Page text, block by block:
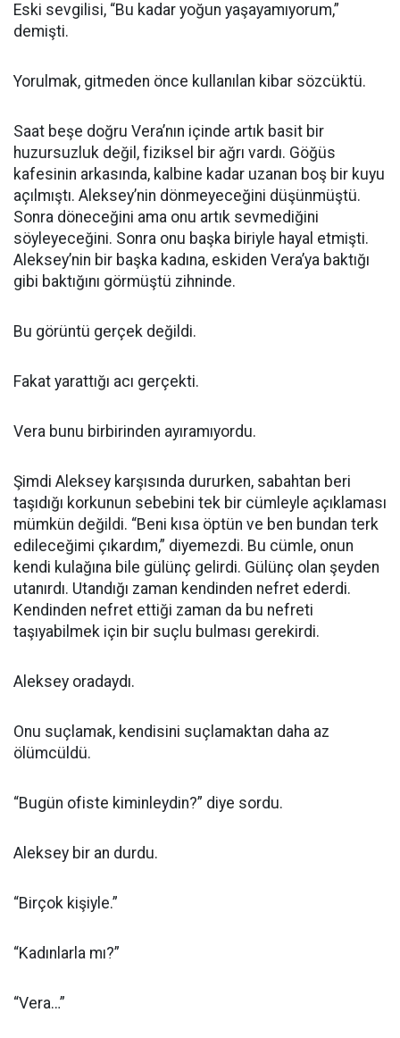
Eski sevgilisi, “Bu kadar yoğun yaşayamıyorum,”
demişti.
Yorulmak, gitmeden önce kullanılan kibar sözcüktü.
Saat beşe doğru Vera’nın içinde artık basit bir
huzursuzluk değil, fiziksel bir ağrı vardı. Göğüs
kafesinin arkasında, kalbine kadar uzanan boş bir kuyu
açılmıştı. Aleksey’nin dönmeyeceğini düşünmüştü.
Sonra döneceğini ama onu artık sevmediğini
söyleyeceğini. Sonra onu başka biriyle hayal etmişti.
Aleksey’nin bir başka kadına, eskiden Vera’ya baktığı
gibi baktığını görmüştü zihninde.
Bu görüntü gerçek değildi.
Fakat yarattığı acı gerçekti.
Vera bunu birbirinden ayıramıyordu.
Şimdi Aleksey karşısında dururken, sabahtan beri
taşıdığı korkunun sebebini tek bir cümleyle açıklaması
mümkün değildi. “Beni kısa öptün ve ben bundan terk
edileceğimi çıkardım,” diyemezdi. Bu cümle, onun
kendi kulağına bile gülünç gelirdi. Gülünç olan şeyden
utanırdı. Utandığı zaman kendinden nefret ederdi.
Kendinden nefret ettiği zaman da bu nefreti
taşıyabilmek için bir suçlu bulması gerekirdi.
Aleksey oradaydı.
Onu suçlamak, kendisini suçlamaktan daha az
ölümcüldü.
“Bugün ofiste kiminleydin?” diye sordu.
Aleksey bir an durdu.
“Birçok kişiyle.”
“Kadınlarla mı?”
“Vera…”